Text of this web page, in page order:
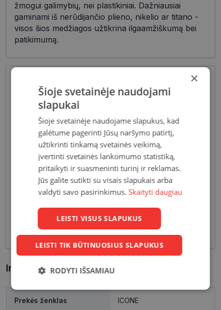
žmogui galimybių, nei plastikiniai. Dažniausiai
gaminami iš nerūdijančio plieno, nikelio ar titano -
visos šios medžiagos užtikrina ilgaamžiškumą bei
patikimumą.
Akiniai moterims dažniausiai pasižymi subtiliais
dizaino elementais, suteikiančiais harmoningą bei
moterišką įvaizdį. Šiandien dienai stilių bei medžiagų
įvairovė leidžia akinių dizaineriams pristatyti Jums
tiek klasikinių, tiek netikėčiausių ir drąsiausių
sprendimų akinių rėmelių. Tai ne tik regėjimo
korekcija, tačiau ir stilingas kasdieninės išvaizdos
akcentas.
Informacija apie prekę
Prekės ženklas ICONE
×
Šioje svetainėje naudojami
slapukai
Šioje svetainėje naudojame slapukus, kad
galėtume pagerinti Jūsų naršymo patirtį,
užtikrinti tinkamą svetainės veikimą,
įvertinti svetainės lankomumo statistiką,
pritaikyti ir suasmeninti turinį ir reklamas.
Jūs galite sutikti su visais slapukais arba
valdyti savo pasirinkimus. Skaityti daugiau
LEISTI VISUS SLAPUKUS
LEISTI TIK BŪTINUOSIUS SLAPUKUS
RODYTI IŠSAMIAU
Būtinieji
slapukai
Statistikos
slapukai
Rinkodaros